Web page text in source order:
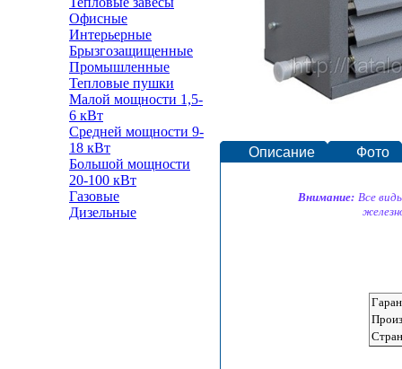
Офисные
Интерьерные
Брызгозащищенные
Промышленные
Тепловые пушки
Малой мощности 1,5-
6 кВт
Средней мощности 9-
18 кВт
Большой мощности
20-100 кВт
Газовые
Дизельные
Описание Фото
Внимание: Все